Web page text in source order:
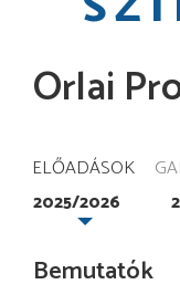
Orlai
ELŐADÁSOK
2025/2026
Bemutatók